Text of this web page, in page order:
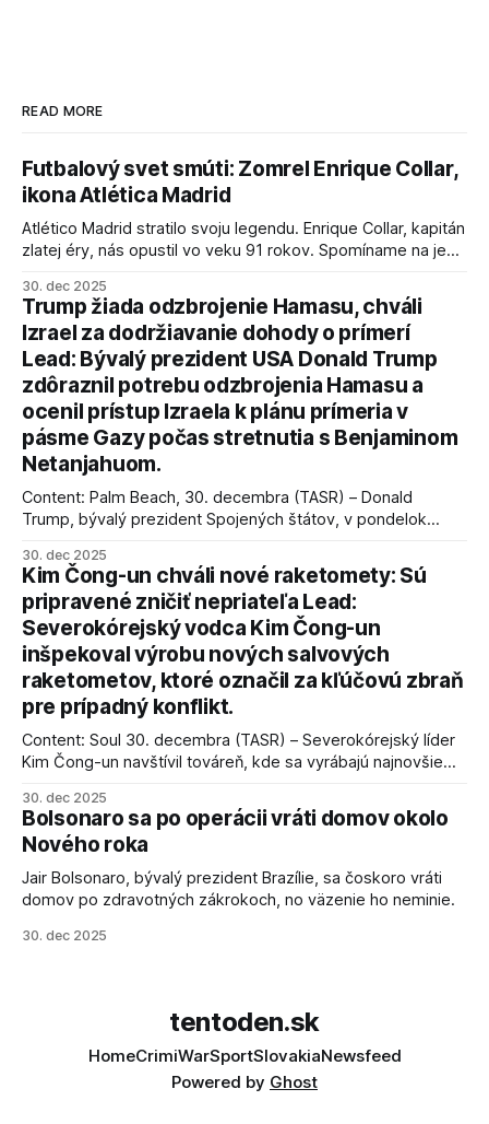
READ MORE
Futbalový svet smúti: Zomrel Enrique Collar,
ikona Atlética Madrid
Atlético Madrid stratilo svoju legendu. Enrique Collar, kapitán
zlatej éry, nás opustil vo veku 91 rokov. Spomíname na jeho
30. dec 2025
Trump žiada odzbrojenie Hamasu, chváli
Izrael za dodržiavanie dohody o prímerí
Lead: Bývalý prezident USA Donald Trump
zdôraznil potrebu odzbrojenia Hamasu a
ocenil prístup Izraela k plánu prímeria v
pásme Gazy počas stretnutia s Benjaminom
Netanjahuom.
Content: Palm Beach, 30. decembra (TASR) – Donald
Trump, bývalý prezident Spojených štátov, v pondelok
kľúčové pre úspešné dosiahnutie prímeria v Gaze. Agentúra
AFP informuje, že Trump vyjadril presvedčenie, že Izrael plní
podmienky dohody o prí
30. dec 2025
Kim Čong-un chváli nové raketomety: Sú
pripravené zničiť nepriateľa Lead:
Severokórejský vodca Kim Čong-un
inšpekoval výrobu nových salvových
raketometov, ktoré označil za kľúčovú zbraň
pre prípadný konflikt.
Content: Soul 30. decembra (TASR) – Severokórejský líder
Kim Čong-un navštívil továreň, kde sa vyrábajú najnovšie
schopnosti. Informovali o tom štátne médiá KĽDR, na ktoré
sa odvoláva agentúra AFP.
30. dec 2025
Bolsonaro sa po operácii vráti domov okolo
Nového roka
Jair Bolsonaro, bývalý prezident Brazílie, sa čoskoro vráti
domov po zdravotných zákrokoch, no väzenie ho neminie.
30. dec 2025
tentoden.sk
HomeCrimiWarSportSlovakiaNewsfeed
Powered by Ghost